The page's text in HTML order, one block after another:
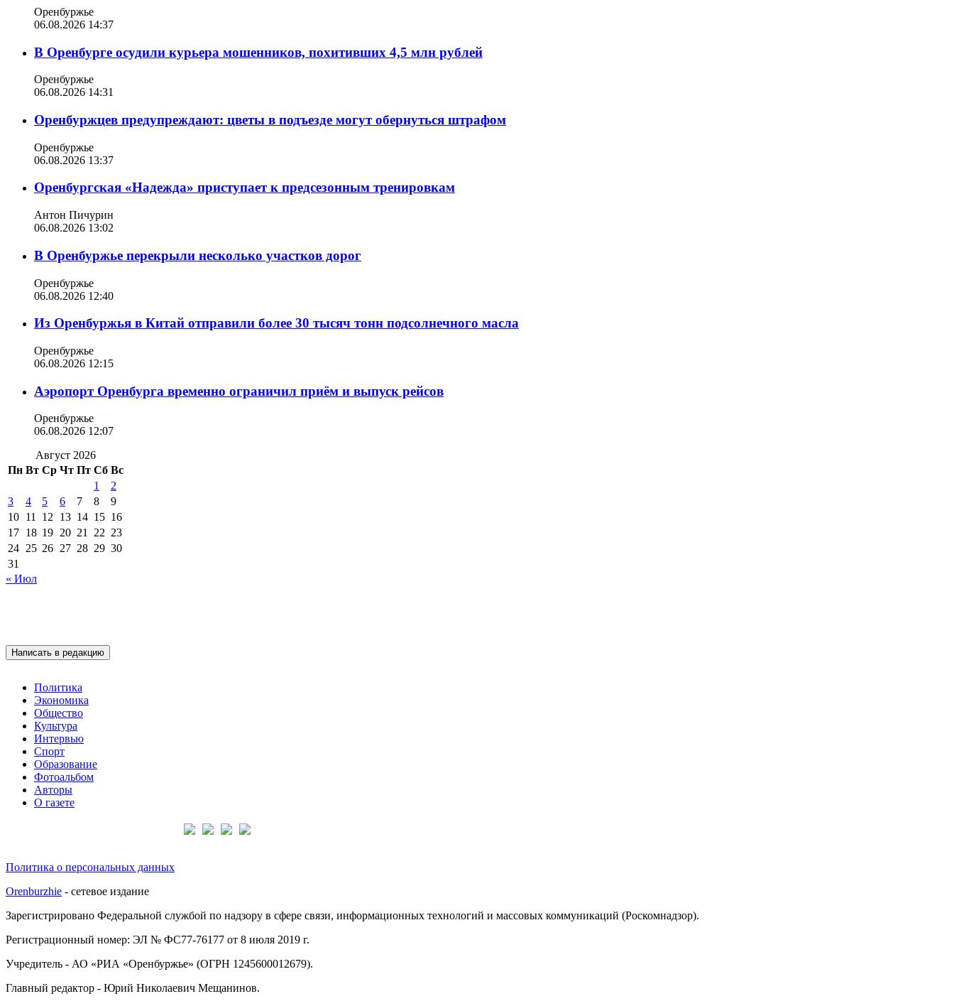
Оренбуржье
06.08.2026 14:37
В Оренбурге осудили курьера мошенников, похитивших 4,5 млн рублей
Оренбуржье
06.08.2026 14:31
Оренбуржцев предупреждают: цветы в подъезде могут обернуться штрафом
Оренбуржье
06.08.2026 13:37
Оренбургская «Надежда» приступает к предсезонным тренировкам
Антон Пичурин
06.08.2026 13:02
В Оренбуржье перекрыли несколько участков дорог
Оренбуржье
06.08.2026 12:40
Из Оренбуржья в Китай отправили более 30 тысяч тонн подсолнечного масла
Оренбуржье
06.08.2026 12:15
Аэропорт Оренбурга временно ограничил приём и выпуск рейсов
Оренбуржье
06.08.2026 12:07
Август 2026
Пн Вт Ср Чт Пт Сб Вс
1
2
3
4 5 6 7 8
9
10 11 12 13 14 15 16
17 18 19 20 21 22 23
24 25 26 27 28 29 30
31
« Июл
Написать в редакцию
Политика
Экономика
Общество
Культура
Интервью
Спорт
Образование
Фотоальбом
Авторы
О газете
Политика о персональных данных
Orenburzhie - сетевое издание
Зарегистрировано Федеральной службой по надзору в сфере связи, информационных технологий и массовых коммуникаций (Роскомнадзор).
Регистрационный номер: ЭЛ № ФС77-76177 от 8 июля 2019 г.
Учредитель - АО «РИА «Оренбуржье» (ОГРН 1245600012679).
Главный редактор - Юрий Николаевич Мещанинов.